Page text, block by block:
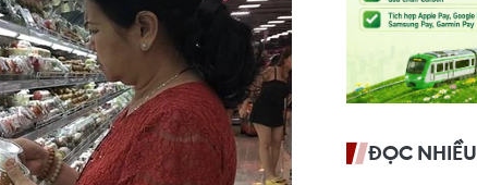
ĐỌC NHIỀU